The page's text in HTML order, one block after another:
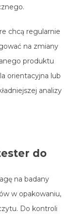
chcą regularnie
na zmiany
produktu
orientacyjna lub
analizy
do
na badany
w opakowaniu,
Do kontroli